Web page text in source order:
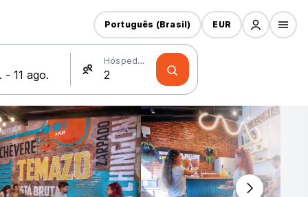
Hóspedes
Português (Brasil) EUR